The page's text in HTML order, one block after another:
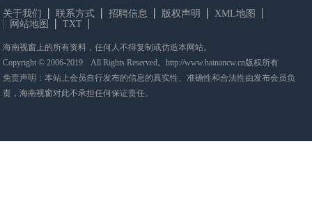
关于我们 联系方式 招聘信息 版权声明
XML地图
网站地图
TXT
海南视窗上的所有资料，任何人不得复制或仿造本网站。
Copyright © 2006-2019 All Rights Reserved。http://www.hainancw.cn版权所有
免责声明：本站上会员自行发布的信息的真实性、准确性和合法性由发布会员负
责，海南视窗对此不承担任何保证责任。